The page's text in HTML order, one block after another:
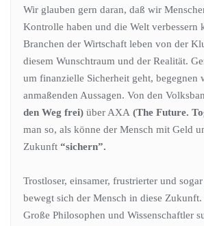
Wir glauben gern daran, daß wir
Kontrolle haben und die Welt verbessern
Branchen der Wirtschaft leben von der
diesem Wunschtraum und der Realität.
um finanzielle Sicherheit geht, begegnen
anmaßenden Aussagen. Von den
den Weg frei) über AXA (The Future.
man so, als könne der Mensch mit Geld
Zukunft “sichern”.
Trostloser, einsamer, frustrierter und
bewegt sich der Mensch in diese
Große Philosophen und Wissenschaftler